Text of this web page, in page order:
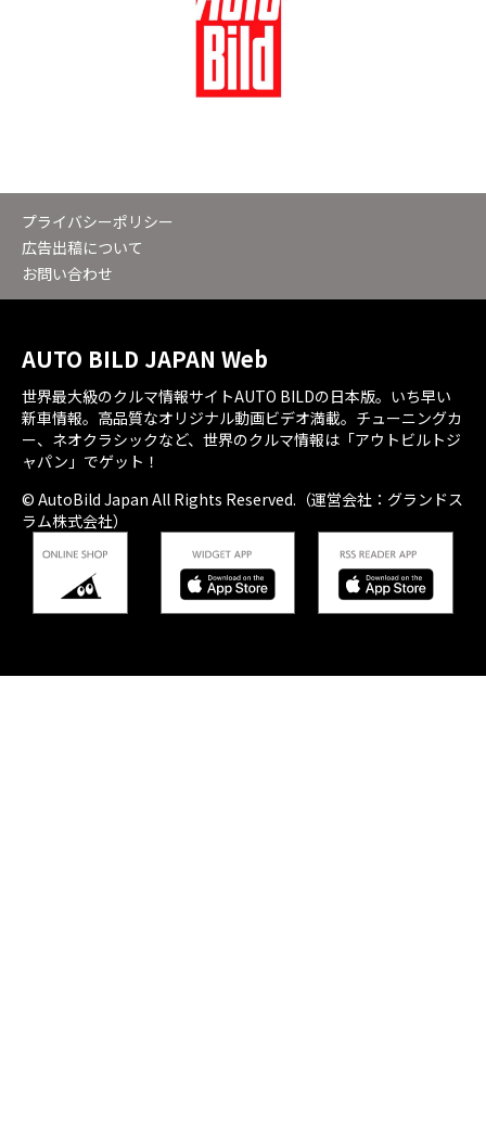
プライバシーポリシー
広告出稿について
お問い合わせ
AUTO BILD JAPAN Web
世界最大級のクルマ情報サイトAUTO BILDの日本版。いち早い
新車情報。高品質なオリジナル動画ビデオ満載。チューニングカ
ー、ネオクラシックなど、世界のクルマ情報は「アウトビルトジ
ャパン」でゲット！
© AutoBild Japan All Rights Reserved.（運営会社：グランドス
ラム株式会社）